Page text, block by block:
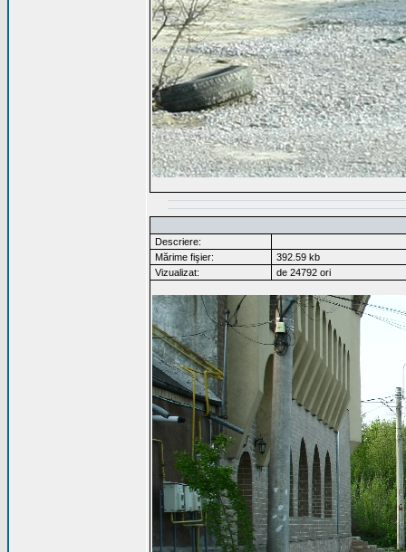
Descriere:
Mărime fişier:
392.59 kb
Vizualizat:
de 24792 ori